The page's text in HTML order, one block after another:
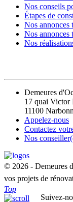
Nos conseils
Étapes de
Nos annonces
Nos annonces
Nos
Demeures
17 quai Victor
11100
Appelez-nous
Contactez
Nos
© 2026 - Demeures
vos projets de
Suivez-
Top